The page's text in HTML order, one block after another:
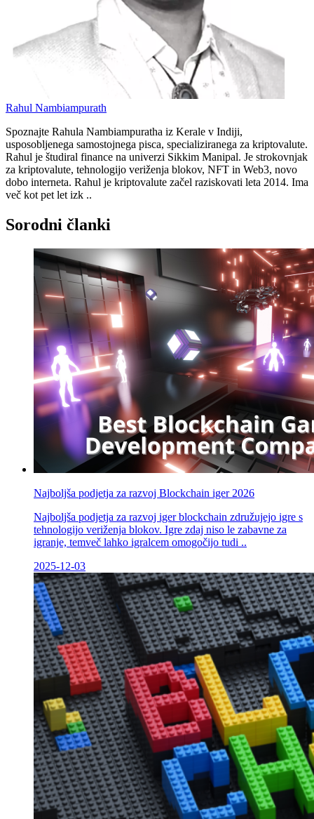
Rahul Nambiampurath
Spoznajte Rahula Nambiampuratha iz Kerale v Indiji,
usposobljenega samostojnega pisca, specializiranega za kriptovalute.
Rahul je študiral finance na univerzi Sikkim Manipal. Je strokovnjak
za kriptovalute, tehnologijo veriženja blokov, NFT in Web3, novo
dobo interneta. Rahul je kriptovalute začel raziskovati leta 2014. Ima
več kot pet let izk ..
Sorodni članki
Najboljša podjetja za razvoj Blockchain iger 2026
Najboljša podjetja za razvoj iger blockchain združujejo igre s
tehnologijo veriženja blokov. Igre zdaj niso le zabavne za
igranje, temveč lahko igralcem omogočijo tudi ..
2025-12-03